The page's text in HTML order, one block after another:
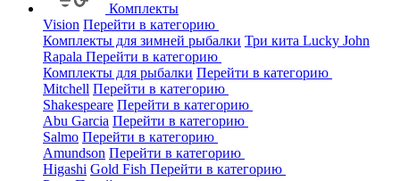
Комплекты
Vision Перейти в категорию
Комплекты для зимней рыбалки Три кита Lucky John
Rapala Перейти в категорию
Комплекты для рыбалки Перейти в категорию
Mitchell Перейти в категорию
Shakespeare Перейти в категорию
Abu Garcia Перейти в категорию
Salmo Перейти в категорию
Amundson Перейти в категорию
Higashi Gold Fish Перейти в категорию